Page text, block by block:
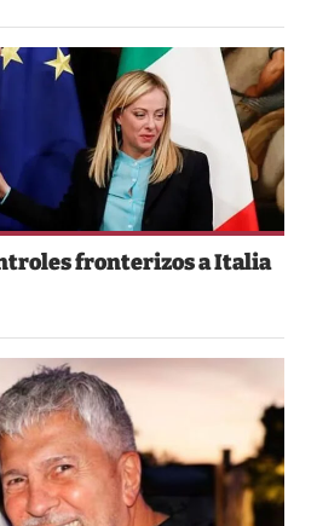
fronterizos a Italia